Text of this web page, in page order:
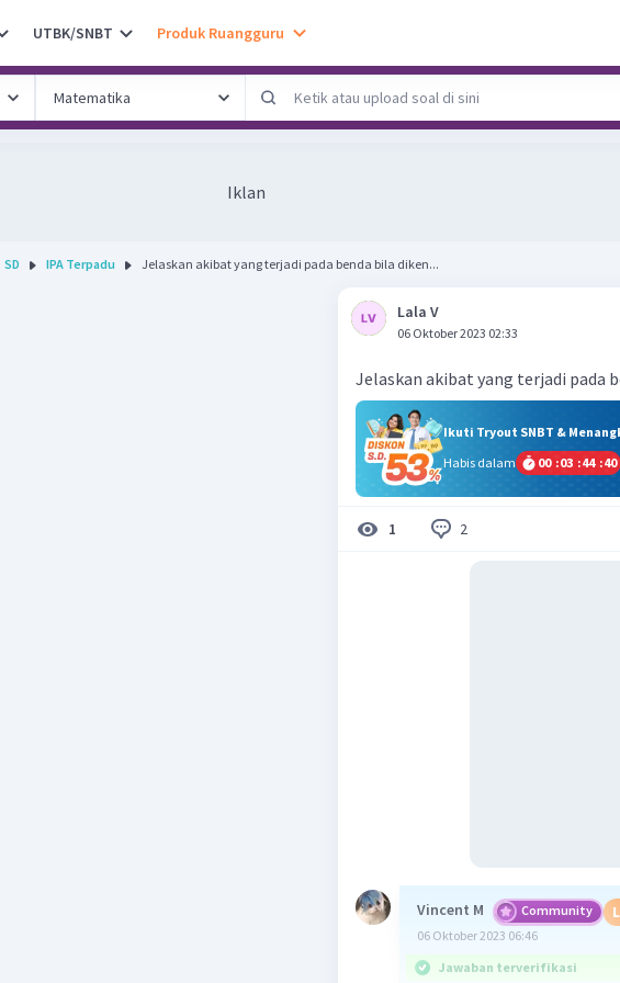
UTBK/SNBT Produk Ruangguru
Iklan
SD IPA Terpadu Jelaskan akibat yang terjadi pada benda bila diken...
Lala V
06 Oktober 2023 02:33
Jelaskan akibat yang terjadi pada
Ikuti Tryout SNBT &
Habis dalam
00 :03 :44 :39
1 2
Vincent M Community
06 Oktober 2023 06:46
Jawaban terverifikasi